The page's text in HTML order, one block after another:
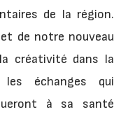
de la région.
de notre nouveau
créativité dans la
échanges qui
à sa santé